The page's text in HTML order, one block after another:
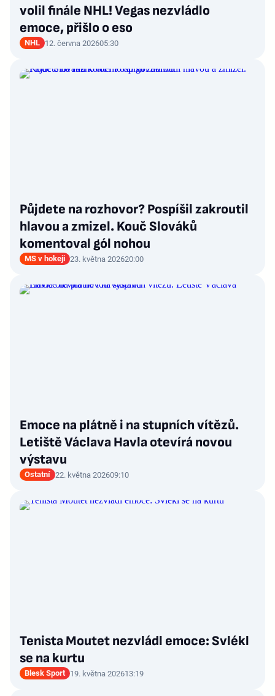
volil finále NHL! Vegas nezvládlo
emoce, přišlo o eso
NHL 12. června 202605:30
Půjdete na rozhovor? Pospíšil zakroutil
hlavou a zmizel. Kouč Slováků
komentoval gól nohou
MS v hokeji 23. května 202620:00
Emoce na plátně i na stupních vítězů.
Letiště Václava Havla otevírá novou
výstavu
Ostatní 22. května 202609:10
Tenista Moutet nezvládl emoce: Svlékl
se na kurtu
Blesk Sport 19. května 202613:19